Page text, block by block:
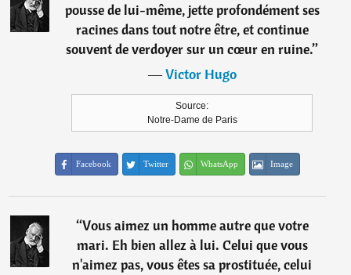
pousse de lui-même, jette profondément ses
racines dans tout notre être, et continue
souvent de verdoyer sur un cœur en ruine.”
―Victor Hugo
Source:
Notre-Dame de Paris
Facebook Twitter WhatsApp Image
“Vous aimez un homme autre que votre
mari. Eh bien allez à lui. Celui que vous
n'aimez pas, vous êtes sa prostituée, celui